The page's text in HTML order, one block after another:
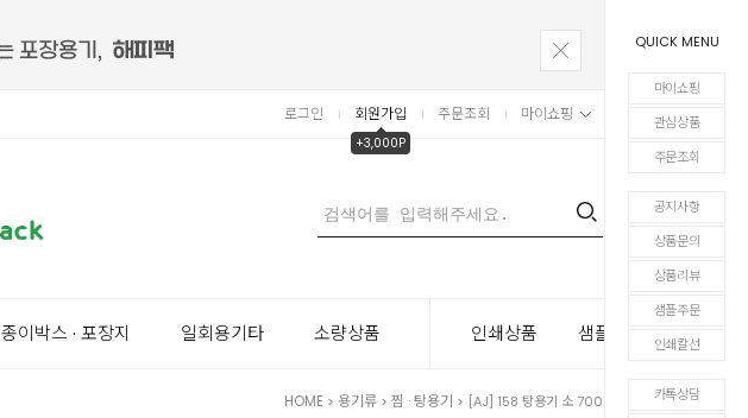
QUICK MENU
마이쇼핑
관심상품
주문조회
공지사항
상품문의
상품리뷰
샘플주문
인쇄칼선
카톡상담
로그인 회원가입
+3,000P
주문조회 마이쇼핑 장바구니
0
종이박스 · 포장지 일회용기타 소량상품 인쇄상품 샘플주문
HOME > 용기류 > 찜 · 탕용기 > [AJ] 158 탕용기 소 700ml 300세트